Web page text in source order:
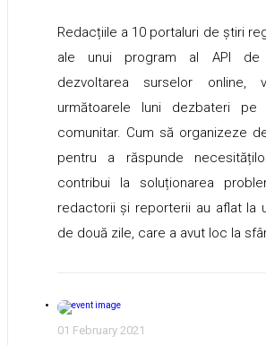
Redacțiile a 10 portaluri de știri
ale unui program al API de
dezvoltarea surselor online,
următoarele luni dezbateri
comunitar. Cum să organizeze
pentru a răspunde
contribui la soluționarea
redactorii și reporterii au aflat la
de două zile, care a avut loc la
01 February 2021